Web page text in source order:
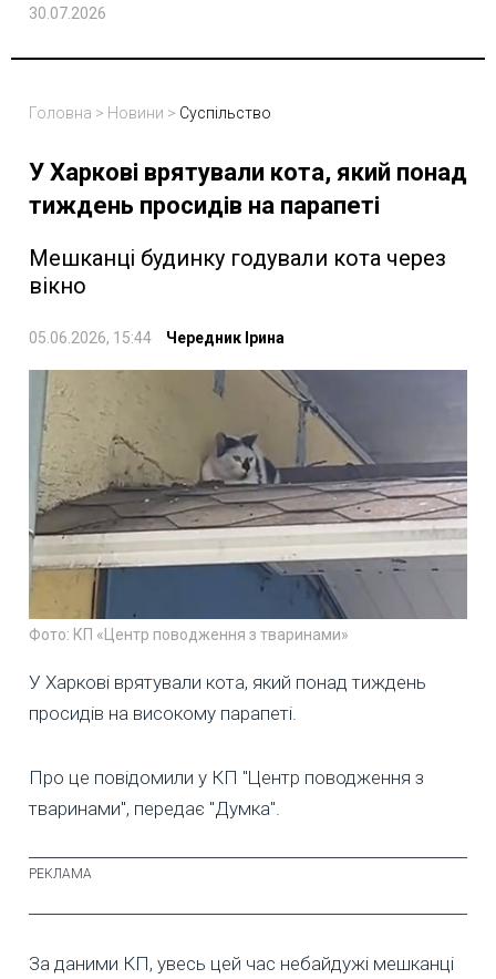
30.07.2026
Головна > Новини > Суспільство
У Харкові врятували кота, який понад
тиждень просидів на парапеті
Мешканці будинку годували кота через
вікно
05.06.2026, 15:44 Чередник Ірина
Фото: КП «Центр поводження з тваринами»
У Харкові врятували кота, який понад тиждень
просидів на високому парапеті.
Про це повідомили у КП "Центр поводження з
тваринами", передає "Думка".
За даними КП, увесь цей час небайдужі мешканці